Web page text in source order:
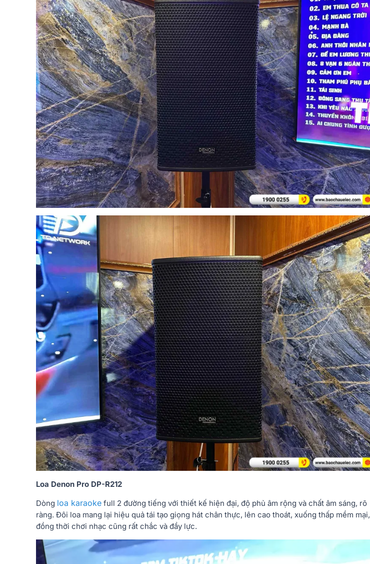
Loa Denon Pro DP-R212
Dòng loa karaoke full 2 đường tiếng với thiết kế hiện đại, độ phủ âm rộng và chất âm sáng, rõ
ràng. Đôi loa mang lại hiệu quả tái tạo giọng hát chân thực, lên cao thoát, xuống thấp mềm mại,
đồng thời chơi nhạc cũng rất chắc và đầy lực.